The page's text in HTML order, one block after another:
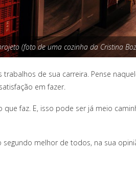
(foto de uma cozinha da Cristina
de sua carreira. Pense
em fazer.
faz. E, isso pode ser já meio
melhor de todos, na sua